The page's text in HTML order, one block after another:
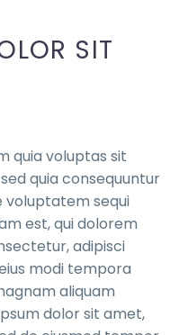
SIT
quia voluptas sit
quia consequuntur
voluptatem sequi
est, qui dolorem
adipisci
modi tempora
aliquam
dolor sit amet,